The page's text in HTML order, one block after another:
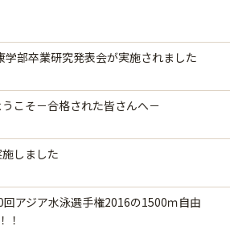
学部卒業研究発表会が実施されました
こそ－合格された皆さんへ－
しました
アジア水泳選手権2016の1500ｍ自由
！